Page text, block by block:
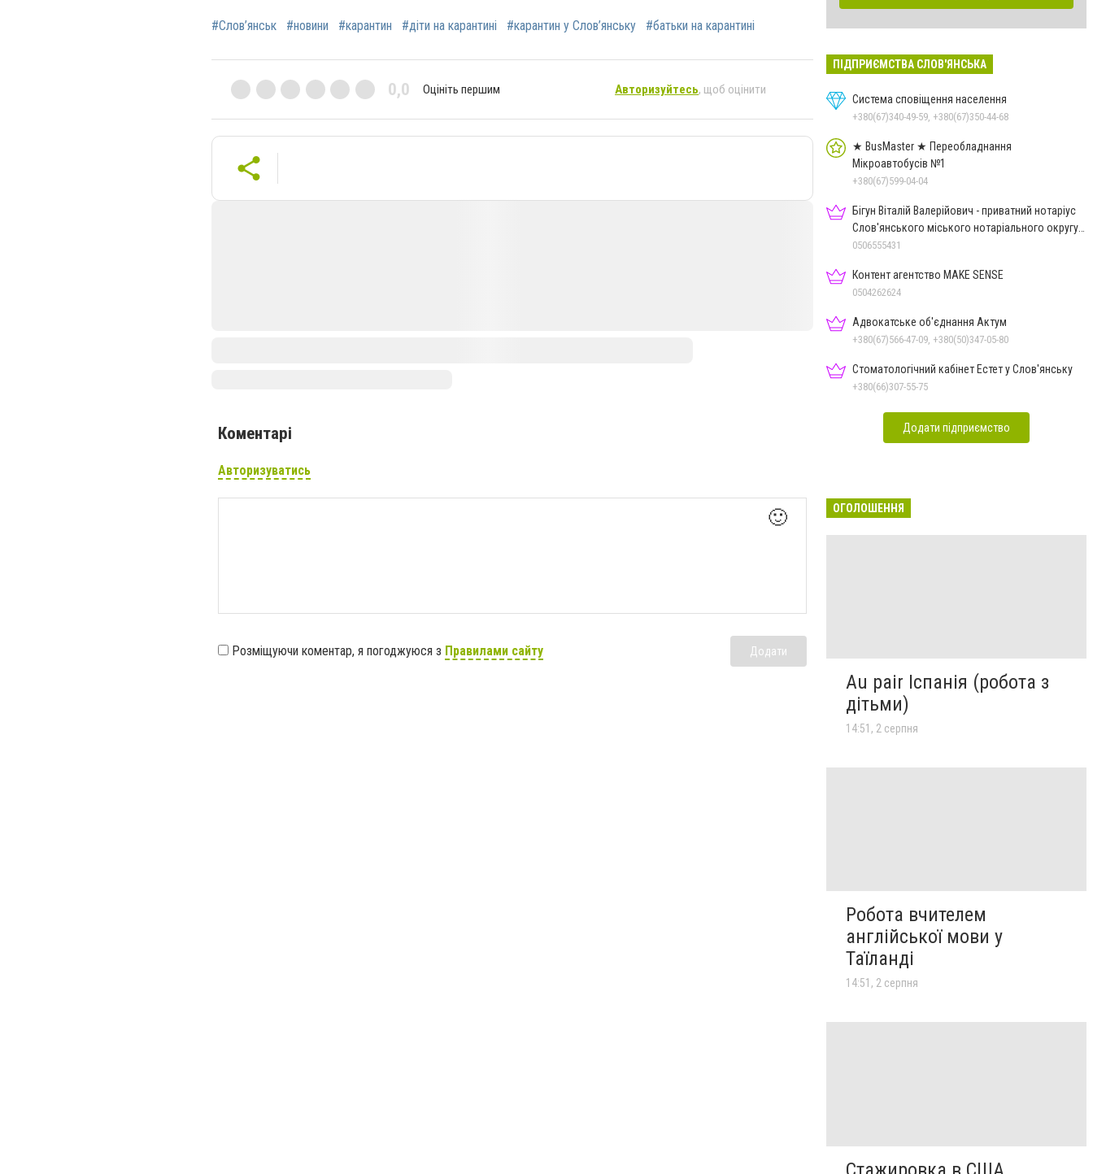
#Слов’янськ #новини #карантин #діти на карантині #карантин у Слов’янську #батьки на карантині
0,0 Оцініть першим Авторизуйтесь, щоб оцінити
Коментарі
Авторизуватись
🙂
Розміщуючи коментар, я погоджуюся з Правилами сайту Додати
ПІДПРИЄМСТВА СЛОВ'ЯНСЬКА
Система сповіщення населення
+380(67)340-49-59, +380(67)350-44-68
★ BusMaster ★ Переобладнання
Мікроавтобусів №1
+380(67)599-04-04
Бігун Віталій Валерійович - приватний нотаріус
Слов'янського міського нотаріального округу
Дон.обл.
0506555431
Контент агентство MAKE SENSE
0504262624
Адвокатське об'єднання Актум
+380(67)566-47-09, +380(50)347-05-80
Стоматологічний кабінет Естет у Слов'янську
+380(66)307-55-75
Додати підприємство
ОГОЛОШЕННЯ
Au pair Іспанія (робота з
дітьми)
14:51, 2 серпня
Робота вчителем
англійської мови у
Таїланді
14:51, 2 серпня